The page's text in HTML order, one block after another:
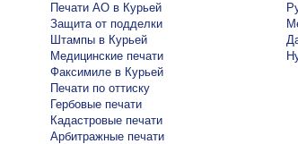
Печати АО в Курьей
Защита от подделки
Штампы в Курьей
Медицинские печати
Факсимиле в Курьей
Печати по оттиску
Гербовые печати
Кадастровые печати
Арбитражные печати